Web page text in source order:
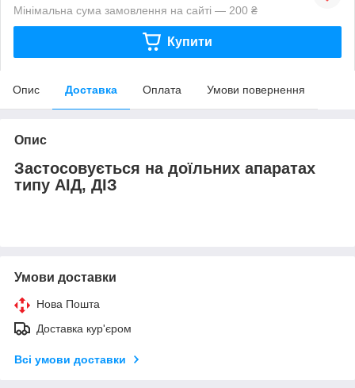
Мінімальна сума замовлення на сайті — 200 ₴
Купити
Опис Доставка Оплата Умови повернення
Опис
Застосовується на доїльних апаратах
типу АІД, ДІЗ
Умови доставки
Нова Пошта
Доставка кур'єром
Всі умови доставки